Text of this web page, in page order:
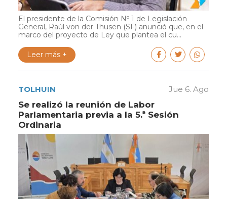
El presidente de la Comisión Nº 1 de Legislación
General, Raúl von der Thusen (SF) anunció que, en el
marco del proyecto de Ley que plantea el cu...
Leer más +
TOLHUIN Jue 6. Ago
Se realizó la reunión de Labor
Parlamentaria previa a la 5.ª Sesión
Ordinaria